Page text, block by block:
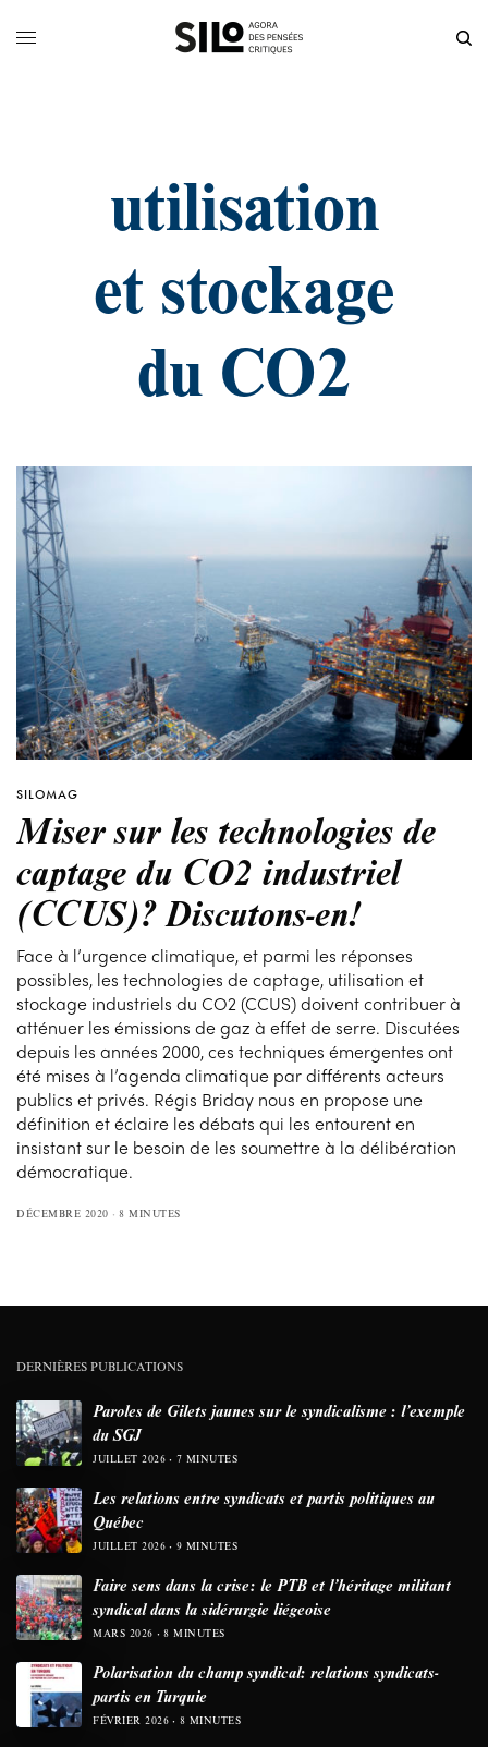
utilisation
et stockage
du CO2
SILOMAG
Miser sur les technologies de
captage du CO2 industriel
(CCUS)? Discutons-en!
Face à l’urgence climatique, et parmi les réponses
possibles, les technologies de captage, utilisation et
stockage industriels du CO2 (CCUS) doivent contribuer à
atténuer les émissions de gaz à effet de serre. Discutées
depuis les années 2000, ces techniques émergentes ont
été mises à l’agenda climatique par différents acteurs
publics et privés. Régis Briday nous en propose une
définition et éclaire les débats qui les entourent en
insistant sur le besoin de les soumettre à la délibération
démocratique.
DÉCEMBRE 2020 8 MINUTES
DERNIÈRES PUBLICATIONS
Paroles de Gilets jaunes sur le syndicalisme : l’exemple
du SGJ
JUILLET 2026 7 MINUTES
Les relations entre syndicats et partis politiques au
Québec
JUILLET 2026 9 MINUTES
Faire sens dans la crise: le PTB et l’héritage militant
syndical dans la sidérurgie liégeoise
MARS 2026 8 MINUTES
Polarisation du champ syndical: relations syndicats-
partis en Turquie
FÉVRIER 2026 8 MINUTES